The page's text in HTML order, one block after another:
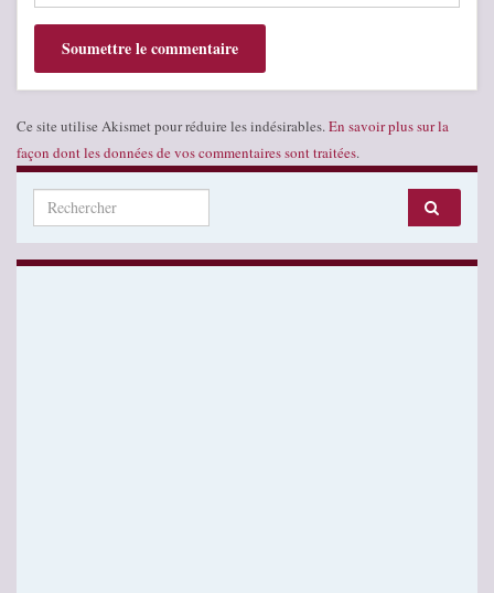
Ce site utilise Akismet pour réduire les indésirables. En savoir plus sur la
façon dont les données de vos commentaires sont traitées.
Search for: